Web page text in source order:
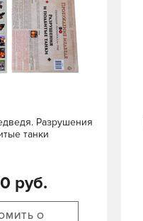
Разрушения
танки
руб.
О